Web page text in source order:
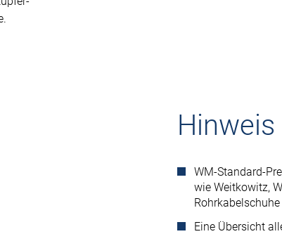
Hinweis
WM-Standard-
wie Weitkowitz,
Eine Übersicht